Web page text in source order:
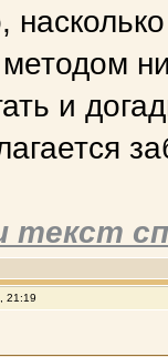
методом
и
текст
21:19